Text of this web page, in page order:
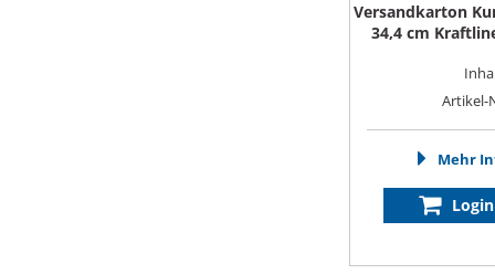
Versandkarton
34,4 cm
Artikel-
Mehr